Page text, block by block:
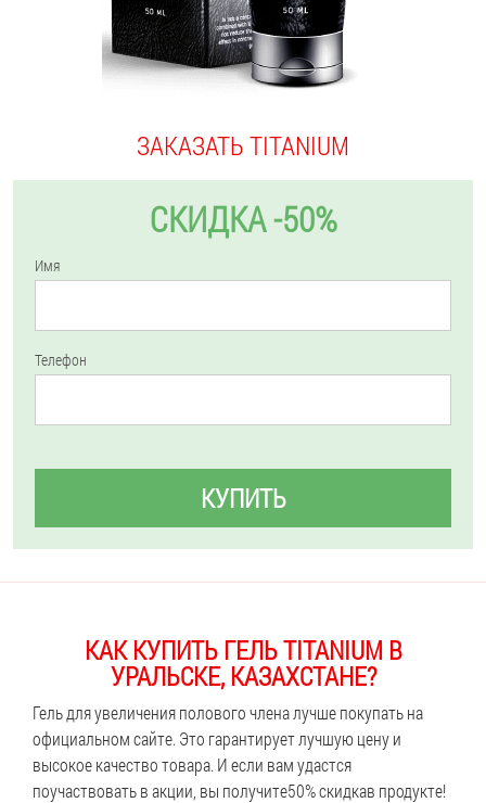
ЗАКАЗАТЬ TITANIUM
СКИДКА -50%
Имя
Телефон
КУПИТЬ
КАК КУПИТЬ ГЕЛЬ TITANIUM В
УРАЛЬСКЕ, КАЗАХСТАНЕ?
Гель для увеличения полового члена лучше покупать на
официальном сайте. Это гарантирует лучшую цену и
высокое качество товара. И если вам удастся
поучаствовать в акции, вы получите50% скидкав продукте!